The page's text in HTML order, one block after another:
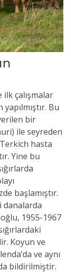
çalışmalar
Bu
bir
ile seyreden
Terkich hasta
Yine bu
başlamıştır.
danalarda
1955-1967
Koyun ve
ve aynı
bildirilmiştir.